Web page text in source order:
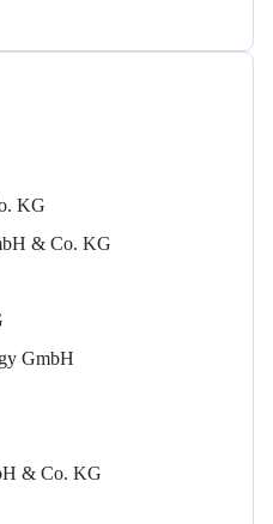
KG
& Co. KG
GmbH
& Co. KG